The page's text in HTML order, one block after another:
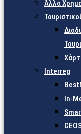
Άλλα
Interreg
In-